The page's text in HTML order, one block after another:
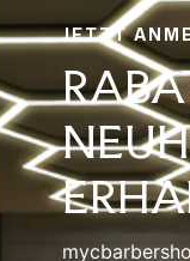
JETZT